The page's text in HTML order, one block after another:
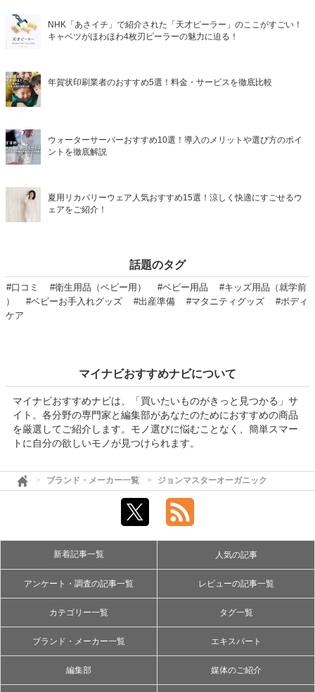
NHK「あさイチ」で紹介された「天才ピーラー」のここがすごい！
キャベツがほわほわ4枚刃ピーラーの魅力に迫る！
年賀状印刷業者のおすすめ5選！料金・サービスを徹底比較
ウォーターサーバーおすすめ10選！導入のメリットや選び方のポイ
ントを徹底解説
夏用リカバリーウェア人気おすすめ15選！涼しく快適にすごせるウ
ェアをご紹介！
話題のタグ
#口コミ #衛生用品（ベビー用） #ベビー用品
#キッズ用品（就学前
）
#ベビーお手入れグッズ #出産準備 #マタニティグッズ
#ボディ
ケア
マイナビおすすめナビについて
マイナビおすすめナビは、「買いたいものがきっと見つかる」サ
イト。各分野の専門家と編集部があなたのためにおすすめの商品
を厳選してご紹介します。モノ選びに悩むことなく、簡単スマー
トに自分の欲しいモノが見つけられます。
ブランド・メーカー一覧 ジョンマスターオーガニック
新着記事一覧 人気の記事
アンケート・調査の記事一覧 レビューの記事一覧
カテゴリー一覧 タグ一覧
ブランド・メーカー一覧 エキスパート
編集部 媒体のご紹介